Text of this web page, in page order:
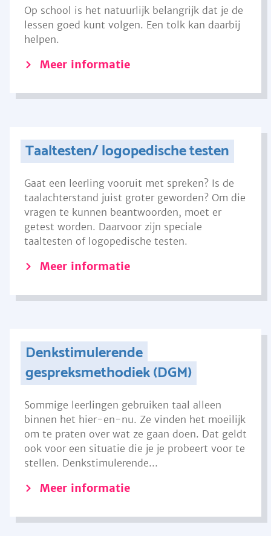
Op school is het natuurlijk belangrijk dat je de
lessen goed kunt volgen. Een tolk kan daarbij
helpen.
Meer informatie
Taaltesten/ logopedische testen
Gaat een leerling vooruit met spreken? Is de
taalachterstand juist groter geworden? Om die
vragen te kunnen beantwoorden, moet er
getest worden. Daarvoor zijn speciale
taaltesten of logopedische testen.
Meer informatie
Denkstimulerende
gespreksmethodiek (DGM)
Sommige leerlingen gebruiken taal alleen
binnen het hier-en-nu. Ze vinden het moeilijk
om te praten over wat ze gaan doen. Dat geldt
ook voor een situatie die je je probeert voor te
stellen. Denkstimulerende...
Meer informatie